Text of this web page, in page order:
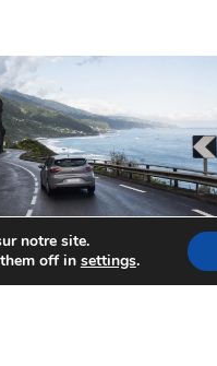
22, 2026
notre site.
off in settings.